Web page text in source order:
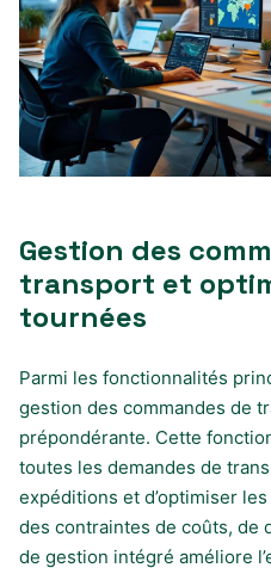
Gestion des
transport et
tournées
Parmi les fonctionnalités
gestion des commandes de
prépondérante. Cette
toutes les demandes de
expéditions et d’optimiser
des contraintes de coûts, de
de gestion intégré améliore